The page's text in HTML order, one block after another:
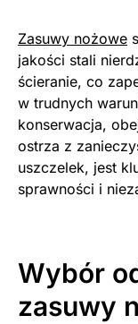
Zasuwy nożowe
jakości stali
ścieranie, co
w trudnych
konserwacja,
ostrza z
uszczelek, jest
sprawności i
Wybór
zasuwy